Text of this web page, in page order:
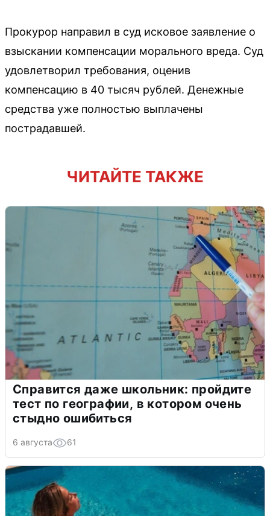
Прокурор направил в суд исковое заявление о
взыскании компенсации морального вреда. Суд
удовлетворил требования, оценив
компенсацию в 40 тысяч рублей. Денежные
средства уже полностью выплачены
пострадавшей.
ЧИТАЙТЕ ТАКЖЕ
Справится даже школьник: пройдите
тест по географии, в котором очень
стыдно ошибиться
6 августа 61